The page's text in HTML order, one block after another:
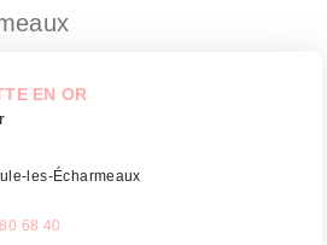
EN OR
les-Écharmeaux
68 40